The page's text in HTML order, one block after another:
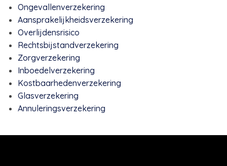
Ongevallenverzekering
Aansprakelijkheidsverzekering
Overlijdensrisico
Rechtsbijstandverzekering
Zorgverzekering
Inboedelverzekering
Kostbaarhedenverzekering
Glasverzekering
Annuleringsverzekering